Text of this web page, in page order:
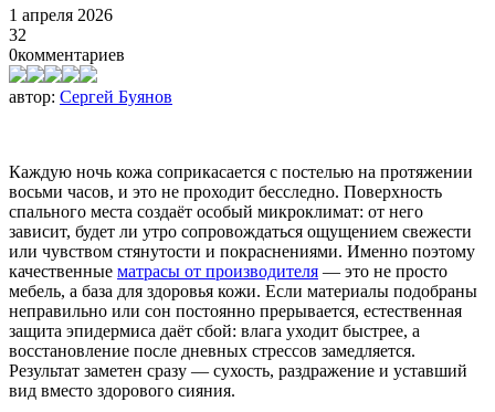
1 апреля 2026
32
0комментариев
автор: Сергей Буянов
Каждую ночь кожа соприкасается с постелью на протяжении
восьми часов, и это не проходит бесследно. Поверхность
спального места создаёт особый микроклимат: от него
зависит, будет ли утро сопровождаться ощущением свежести
или чувством стянутости и покраснениями. Именно поэтому
качественные матрасы от производителя — это не просто
мебель, а база для здоровья кожи. Если материалы подобраны
неправильно или сон постоянно прерывается, естественная
защита эпидермиса даёт сбой: влага уходит быстрее, а
восстановление после дневных стрессов замедляется.
Результат заметен сразу — сухость, раздражение и уставший
вид вместо здорового сияния.